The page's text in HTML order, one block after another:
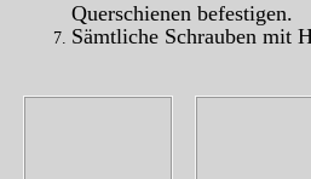
Querschienen befestigen.
Sämtliche Schrauben mit